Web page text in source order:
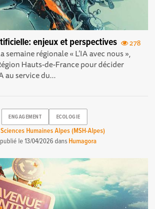
278
enjeux et perspectives
semaine régionale « L’IA avec nous »,
Hauts-de-France pour décider
au service du...
ENGAGEMENT ECOLOGIE
Humaines Alpes (MSH-Alpes)
publié le13/04/2026dansHumagora